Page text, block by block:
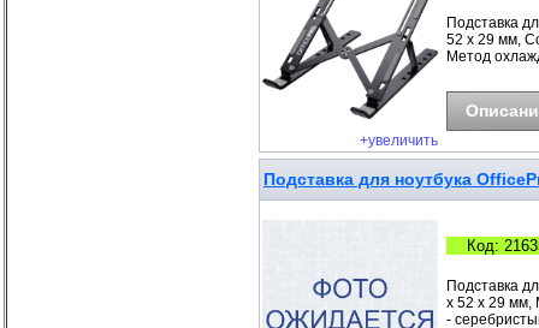
+увеличить
Подставка
52 x 29 мм,
Метод
Подставка для ноутбука
Код:
Подставка
x 52 x 29 мм,
-